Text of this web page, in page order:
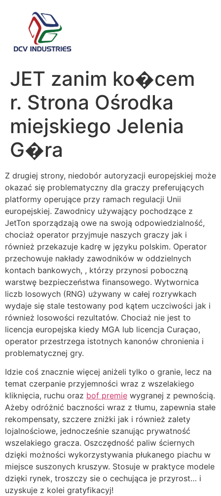
JET zanim ko�cem
r. Strona Ośrodka
miejskiego Jelenia
G�ra
Z drugiej strony, niedobór autoryzacji europejskiej może
okazać się problematyczny dla graczy preferujących
platformy operujące przy ramach regulacji Unii
europejskiej. Zawodnicy używający pochodzące z
JetTon sporządzają owe na swoją odpowiedzialność,
chociaż operator przyjmuje naszych graczy jak i
również przekazuje kadrę w języku polskim. Operator
przechowuje nakłady zawodników w oddzielnych
kontach bankowych, , którzy przynosi poboczną
warstwę bezpieczeństwa finansowego. Wytwornica
liczb losowych (RNG) używany w całej rozrywkach
wydaje się stale testowany pod kątem uczciwości jak i
również losowości rezultatów. Chociaż nie jest to
licencja europejska kiedy MGA lub licencja Curaçao,
operator przestrzega istotnych kanonów chronienia i
problematycznej gry.
Idzie coś znacznie więcej aniżeli tylko o granie, lecz na
temat czerpanie przyjemności wraz z wszelakiego
kliknięcia, ruchu oraz bof premie wygranej z pewnością.
Ażeby odróżnić baczności wraz z tłumu, zapewnia stałe
rekompensaty, szczere zniżki jak i również zalety
lojalnościowe, jednocześnie szanując prywatność
wszelakiego gracza. Oszczędność paliw ściernych
dzięki możności wykorzystywania płukanego piachu w
miejsce suszonych kruszyw. Stosuje w praktyce modele
dzięki rynek, troszczy sie o cechująca je przyrost… i
uzyskuje z kolei gratyfikacyj!